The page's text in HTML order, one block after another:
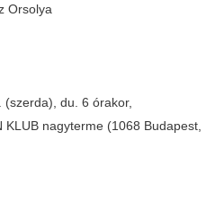
Orsolya
du. 6 órakor,
KLUB nagyterme (1068 Budapest,